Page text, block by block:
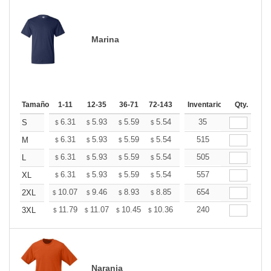
Marina
Tamaño 1-11 12-35 36-71 72-143 144-287 288 +
Inventario Qty.
S $ 6.31 $ 5.93 $ 5.59 $ 5.54 5.4535
M
$ 6.31 $ 5.93 $ 5.59 $ 5.54 5.45
515
L
$ 6.31 $ 5.93 $ 5.59 $ 5.54 5.45
505
XL
$ 6.31 $ 5.93 $ 5.59 $ 5.54 5.45
557
2XL
$ 10.07 $ 9.46 $ 8.93 $ 8.85 8.70
654
3XL
$ 11.79 $ 11.07 $ 10.45 $ 10.36 10.18
240
Naranja